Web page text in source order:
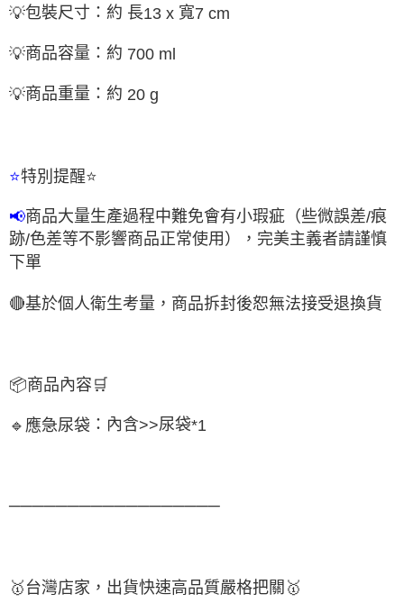
💡包裝尺寸：約 長13 x 寬7 cm
💡商品容量：約 700 ml
💡商品重量：約 20 g
⭐特別提醒⭐
📢商品大量生產過程中難免會有小瑕疵（些微誤差/痕
跡/色差等不影響商品正常使用），完美主義者請謹慎
下單
🔴基於個人衛生考量，商品拆封後恕無法接受退換貨
📦商品內容 🛒
🔹 應急尿袋 ：內含>>尿袋*1
──────────────────
🥇 台灣店家，出貨快速高品質嚴格把關 🥇